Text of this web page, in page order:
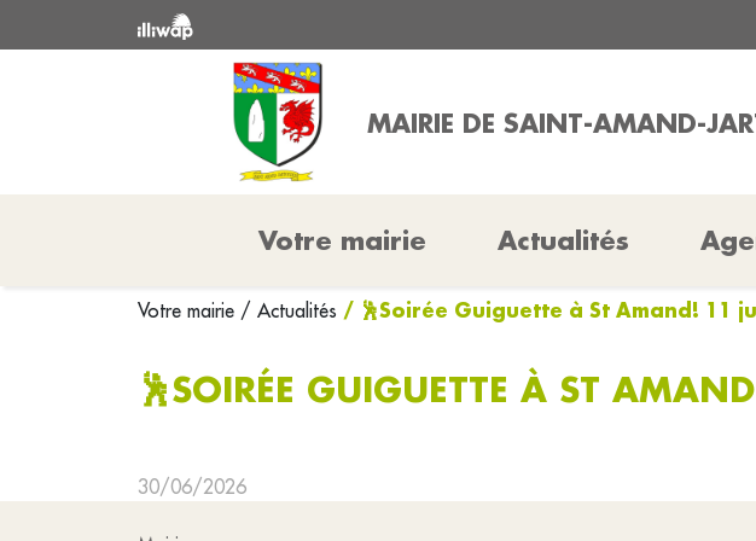
MAIRIE DE SAINT-AMAND-
Votre mairie Actualités
Votre mairie / Actualités / 🕺Soirée Guiguette à St Amand! 11
🕺SOIRÉE GUIGUETTE À ST
30/06/2026